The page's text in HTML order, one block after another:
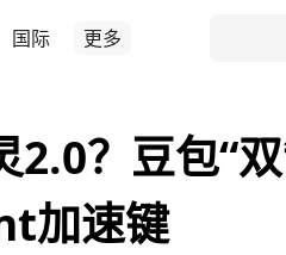
国际 更多
？豆包“
加速键